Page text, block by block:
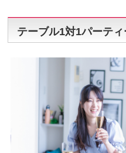
テーブル1対1パーテ